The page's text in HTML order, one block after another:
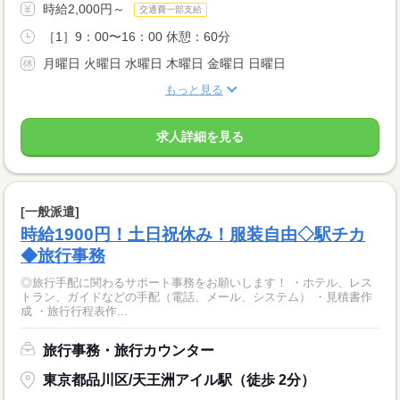
時給2,000円～ 交通費一部支給
［1］9：00〜16：00 休憩：60分
月曜日 火曜日 水曜日 木曜日 金曜日 日曜日
もっと見る
求人詳細を見る
[一般派遣]
時給1900円！土日祝休み！服装自由◇駅チカ
◆旅行事務
◎旅行手配に関わるサポート事務をお願いします！ ・ホテル、レス
トラン、ガイドなどの手配（電話、メール、システム） ・見積書作
成 ・旅行行程表作...
旅行事務・旅行カウンター
東京都品川区/天王洲アイル駅（徒歩 2分）